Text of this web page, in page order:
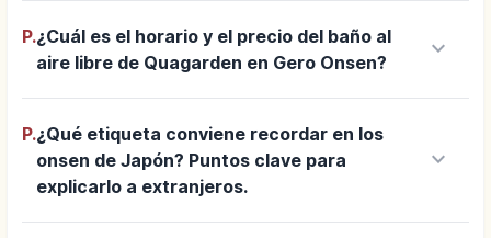
P.¿Cuál es el horario y el precio del baño al
aire libre de Quagarden en Gero Onsen?
keyboard_arrow_down
P.¿Qué etiqueta conviene recordar en los
onsen de Japón? Puntos clave para
explicarlo a extranjeros.
keyboard_arrow_down